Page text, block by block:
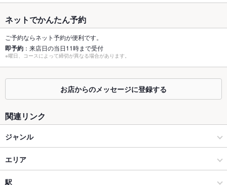
ています)
最大宴会収
28人(最大28名様までご利用OK！人数等お気軽にご相談くださ
個室
なし ：個室のご用意はございませんが、人数に合せてアレンジ
などご相談承ります。
座敷
なし ：お座敷はございませんが、ゆったり座れるテーブル席を
ご用意しております。
掘りごたつ
カウンター
なし ：カウンター席はございませんが、お一人様からご利用頂
けるテーブル席をご用意しております。
ソファー
なし ：ソファー席はございませんが、様々なシーンやメンバー
ネットでかんたん予約
ご予約ならネット予約が便利です。
即予約 ：来店日の当日11時まで受付
※曜日、コースによって締切が異なる場合があります。
お店からのメッセージに登録する
関連リンク
ジャンル
イタリアン・フレンチ
フレンチ
エリア
浜松駅
駅